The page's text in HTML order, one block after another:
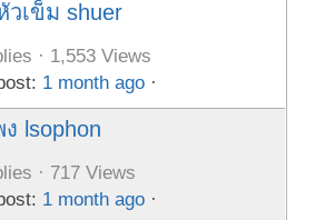
วเข็ม shuer
· 1,553 Views
1 month ago ·
lsophon
· 717 Views
1 month ago ·